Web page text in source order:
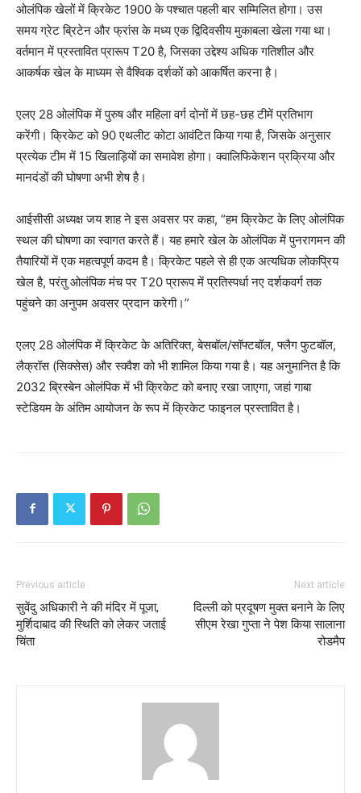
ओलंपिक खेलों में क्रिकेट 1900 के पश्चात पहली बार सम्मिलित होगा। उस
समय ग्रेट ब्रिटेन और फ्रांस के मध्य एक द्विदिवसीय मुकाबला खेला गया था।
वर्तमान में प्रस्तावित प्रारूप T20 है, जिसका उद्देश्य अधिक गतिशील और
आकर्षक खेल के माध्यम से वैश्विक दर्शकों को आकर्षित करना है।
एलए 28 ओलंपिक में पुरुष और महिला वर्ग दोनों में छह-छह टीमें प्रतिभाग
करेंगी। क्रिकेट को 90 एथलीट कोटा आवंटित किया गया है, जिसके अनुसार
प्रत्येक टीम में 15 खिलाड़ियों का समावेश होगा। क्वालिफिकेशन प्रक्रिया और
मानदंडों की घोषणा अभी शेष है।
आईसीसी अध्यक्ष जय शाह ने इस अवसर पर कहा, “हम क्रिकेट के लिए ओलंपिक
स्थल की घोषणा का स्वागत करते हैं। यह हमारे खेल के ओलंपिक में पुनरागमन की
तैयारियों में एक महत्वपूर्ण कदम है। क्रिकेट पहले से ही एक अत्यधिक लोकप्रिय
खेल है, परंतु ओलंपिक मंच पर T20 प्रारूप में प्रतिस्पर्धा नए दर्शकवर्ग तक
पहुंचने का अनुपम अवसर प्रदान करेगी।”
एलए 28 ओलंपिक में क्रिकेट के अतिरिक्त, बेसबॉल/सॉफ्टबॉल, फ्लैग फुटबॉल,
लैक्रॉस (सिक्सेस) और स्क्वैश को भी शामिल किया गया है। यह अनुमानित है कि
2032 ब्रिस्बेन ओलंपिक में भी क्रिकेट को बनाए रखा जाएगा, जहां गाबा
स्टेडियम के अंतिम आयोजन के रूप में क्रिकेट फाइनल प्रस्तावित है।
Previous article
सुवेंदु अधिकारी ने की मंदिर में पूजा,
मुर्शिदाबाद की स्थिति को लेकर जताई
चिंता
Next article
दिल्ली को प्रदूषण मुक्त बनाने के लिए
सीएम रेखा गुप्ता ने पेश किया सालाना
रोडमैप